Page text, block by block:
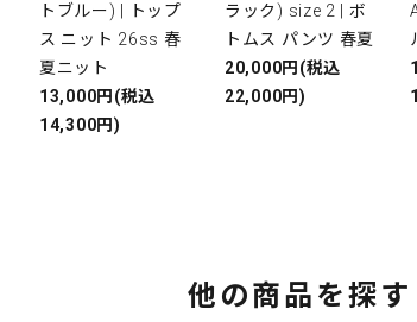
トブルー) | トップ
ス ニット 26ss 春
夏ニット
13,000円(税込
14,300円)
ラック) size 2 | ボ
トムス パンツ 春夏
20,000円(税込
22,000円)
他の商品を探す